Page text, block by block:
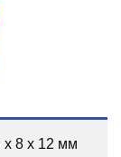
x 8 x 12 мм